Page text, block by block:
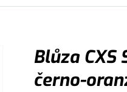
Blůza CXS
černo-